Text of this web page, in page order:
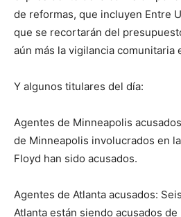
de reformas, que incluyen Entre
que se recortarán del
aún más la vigilancia comunitaria
Y algunos titulares del día:
Agentes de Minneapolis
de Minneapolis involucrados en
Floyd han sido acusados.
Agentes de Atlanta acusados:
Atlanta están siendo acusados